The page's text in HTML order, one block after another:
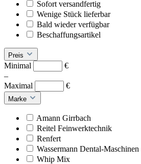
Sofort versandfertig
Wenige Stück lieferbar
Bald wieder verfügbar
Beschaffungsartikel
Preis
Minimal
€
–
Maximal
€
Marke
Amann Girrbach
Reitel Feinwerktechnik
Renfert
Wassermann Dental-Maschinen
Whip Mix